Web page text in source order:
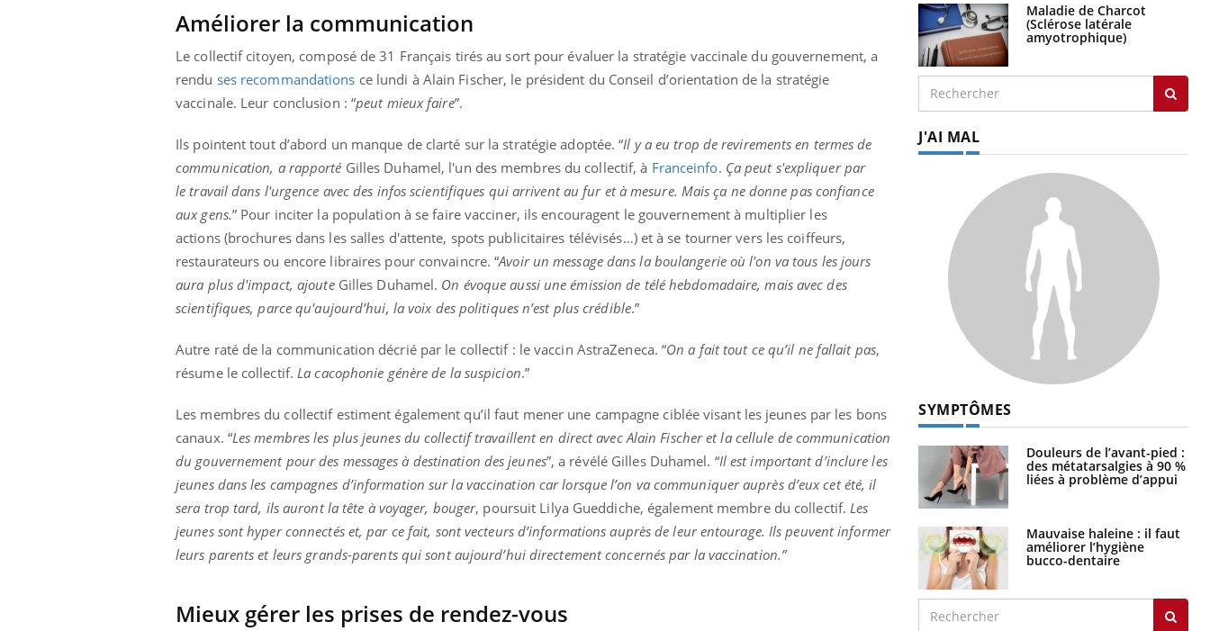
Améliorer la communication
Le collectif citoyen, composé de 31 Français tirés au sort pour évaluer la stratégie vaccinale du gouvernement, a
rendu ses recommandations ce lundi à Alain Fischer, le président du Conseil d’orientation de la stratégie
vaccinale. Leur conclusion : “peut mieux faire”.
Ils pointent tout d’abord un manque de clarté sur la stratégie adoptée. “Il y a eu trop de revirements en termes de
communication, a rapporté Gilles Duhamel, l'un des membres du collectif, à Franceinfo. Ça peut s'expliquer par
le travail dans l'urgence avec des infos scientifiques qui arrivent au fur et à mesure. Mais ça ne donne pas confiance
aux gens.” Pour inciter la population à se faire vacciner, ils encouragent le gouvernement à multiplier les
actions (brochures dans les salles d'attente, spots publicitaires télévisés…) et à se tourner vers les coiffeurs,
restaurateurs ou encore libraires pour convaincre. “Avoir un message dans la boulangerie où l'on va tous les jours
aura plus d'impact, ajoute Gilles Duhamel. On évoque aussi une émission de télé hebdomadaire, mais avec des
scientifiques, parce qu'aujourd’hui, la voix des politiques n’est plus crédible.”
Autre raté de la communication décrié par le collectif : le vaccin AstraZeneca. “On a fait tout ce qu’il ne fallait pas,
résume le collectif. La cacophonie génère de la suspicion.”
Les membres du collectif estiment également qu’il faut mener une campagne ciblée visant les jeunes par les bons
canaux. “Les membres les plus jeunes du collectif travaillent en direct avec Alain Fischer et la cellule de communication
du gouvernement pour des messages à destination des jeunes”, a révélé Gilles Duhamel. “Il est important d’inclure les
jeunes dans les campagnes d’information sur la vaccination car lorsque l’on va communiquer auprès d’eux cet été, il
sera trop tard, ils auront la tête à voyager, bouger, poursuit Lilya Gueddiche, également membre du collectif. Les
jeunes sont hyper connectés et, par ce fait, sont vecteurs d’informations auprès de leur entourage. Ils peuvent informer
leurs parents et leurs grands-parents qui sont aujourd’hui directement concernés par la vaccination.”
Mieux gérer les prises de rendez-vous
Maladie de Charcot
(Sclérose latérale
amyotrophique)
J'AI MAL
SYMPTÔMES
Douleurs de l’avant-pied :
des métatarsalgies à 90 %
liées à problème d’appui
Mauvaise haleine : il faut
améliorer l’hygiène
bucco-dentaire